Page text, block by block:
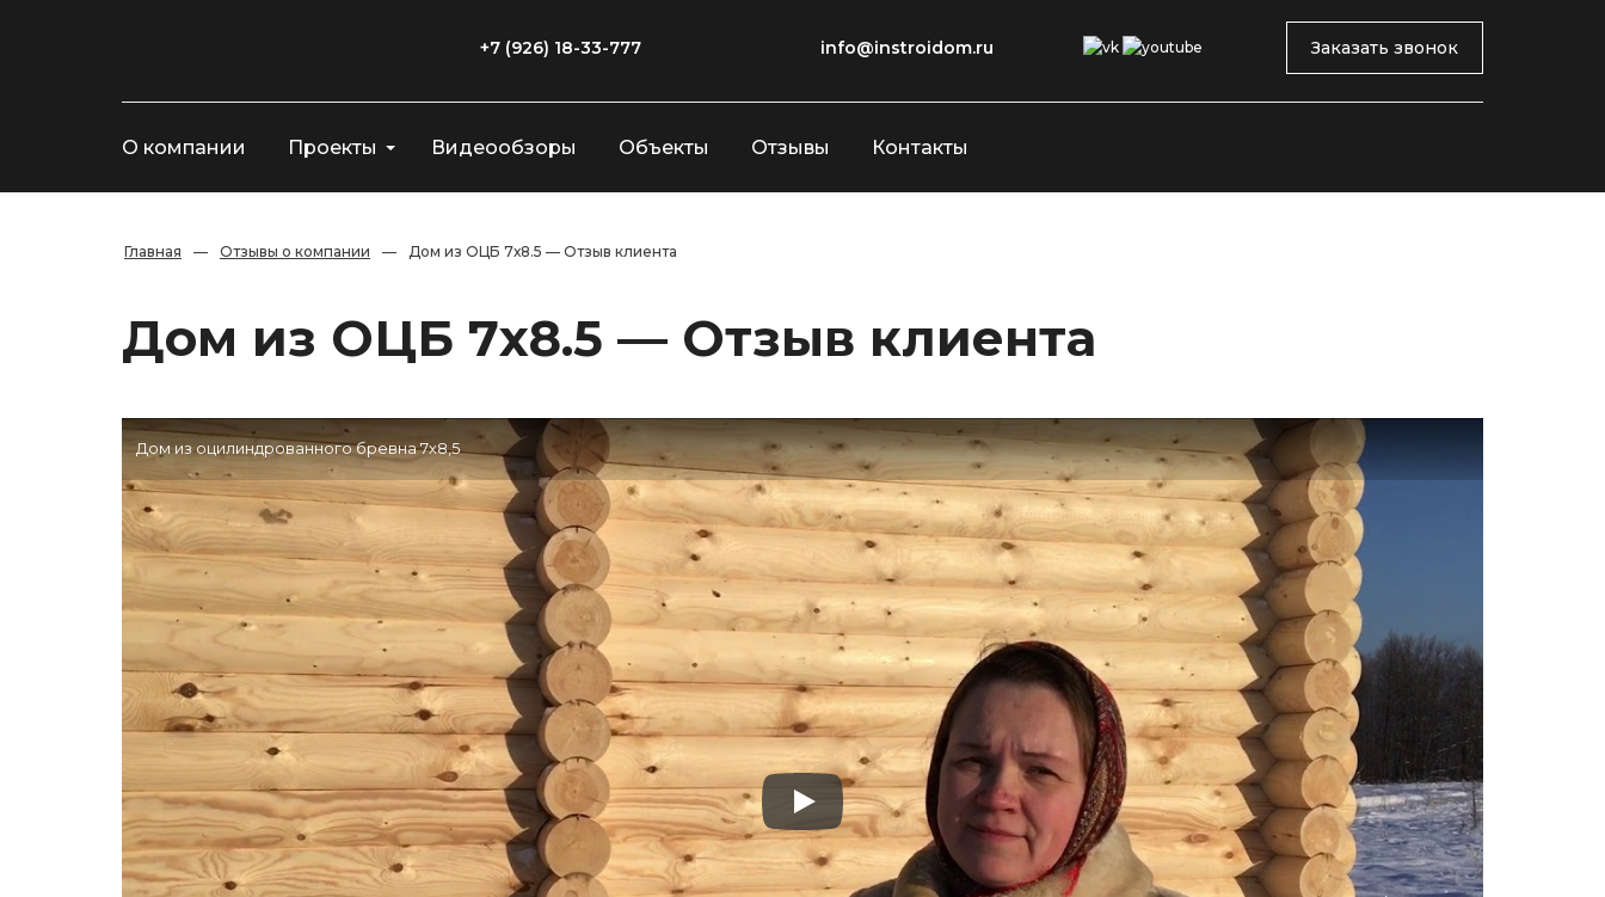
+7 (926) 18-33-777 info@instroidom.ru Заказать звонок
О компании Проекты Видеообзоры Объекты Отзывы Контакты
Главная — Отзывы о компании — Дом из ОЦБ 7х8.5 — Отзыв клиента
Дом из ОЦБ 7х8.5 — Отзыв клиента
Дом из оцилиндрованного бревна 7х8,5